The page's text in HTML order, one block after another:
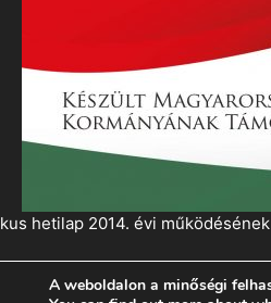
hetilap 2014. évi
- Új Ember• Készült
A weboldalon a minőségi